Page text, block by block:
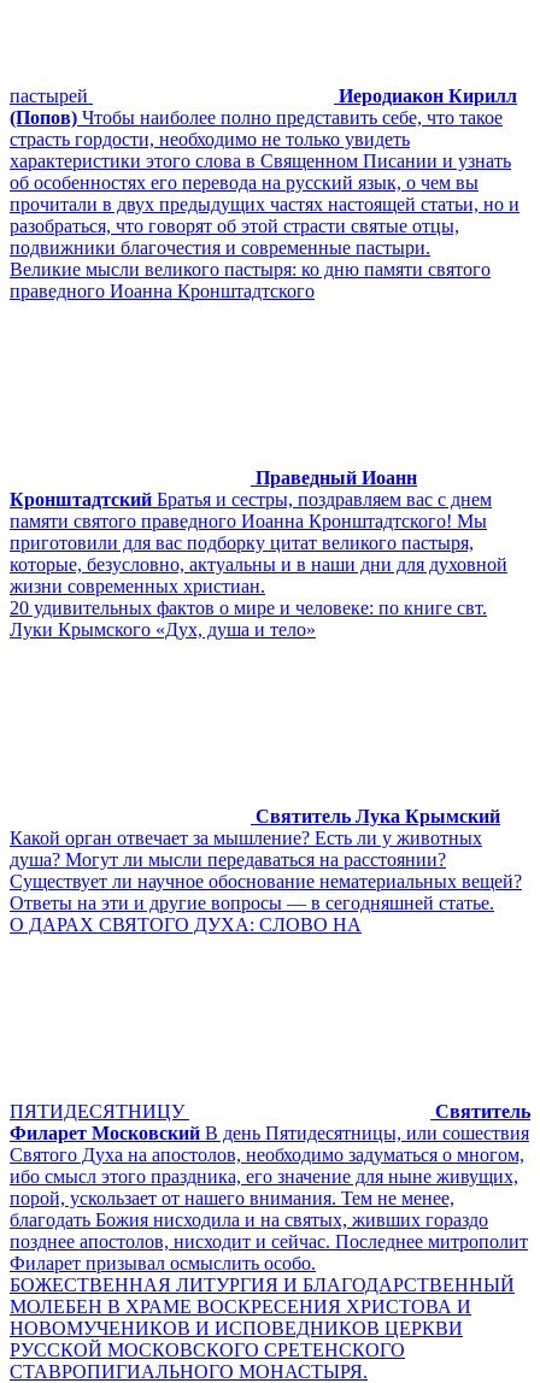
пастырей
Иеродиакон Кирилл
(Попов) Чтобы наиболее полно представить себе, что такое
страсть гордости, необходимо не только увидеть
характеристики этого слова в Священном Писании и узнать
об особенностях его перевода на русский язык, о чем вы
прочитали в двух предыдущих частях настоящей статьи, но и
разобраться, что говорят об этой страсти святые отцы,
подвижники благочестия и современные пастыри.
Великие мысли великого пастыря: ко дню памяти святого
праведного Иоанна Кронштадтского
Праведный Иоанн
Кронштадтский Братья и сестры, поздравляем вас с днем
памяти святого праведного Иоанна Кронштадтского! Мы
приготовили для вас подборку цитат великого пастыря,
которые, безусловно, актуальны и в наши дни для духовной
жизни современных христиан.
20 удивительных фактов о мире и человеке: по книге свт.
Луки Крымского «Дух, душа и тело»
Святитель Лука Крымский
Какой орган отвечает за мышление? Есть ли у животных
душа? Могут ли мысли передаваться на расстоянии?
Существует ли научное обоснование нематериальных вещей?
Ответы на эти и другие вопросы — в сегодняшней статье.
О ДАРАХ СВЯТОГО ДУХА: СЛОВО НА
ПЯТИДЕСЯТНИЦУ
Святитель
Филарет Московский В день Пятидесятницы, или сошествия
Святого Духа на апостолов, необходимо задуматься о многом,
ибо смысл этого праздника, его значение для ныне живущих,
порой, ускользает от нашего внимания. Тем не менее,
благодать Божия нисходила и на святых, живших гораздо
позднее апостолов, нисходит и сейчас. Последнее митрополит
Филарет призывал осмыслить особо.
БОЖЕСТВЕННАЯ ЛИТУРГИЯ И БЛАГОДАРСТВЕННЫЙ
МОЛЕБЕН В ХРАМЕ ВОСКРЕСЕНИЯ ХРИСТОВА И
НОВОМУЧЕНИКОВ И ИСПОВЕДНИКОВ ЦЕРКВИ
РУССКОЙ МОСКОВСКОГО СРЕТЕНСКОГО
СТАВРОПИГИАЛЬНОГО МОНАСТЫРЯ.